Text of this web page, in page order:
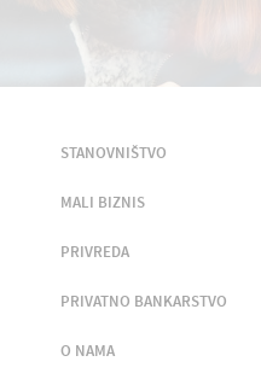
STANOVNIŠTVO
MALI BIZNIS
PRIVREDA
PRIVATNO BANKARSTVO
O NAMA